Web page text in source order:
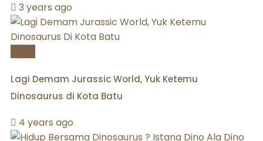
3 years ago
Lagi Demam Jurassic World, Yuk Ketemu
Dinosaurus di Kota Batu
4 years ago